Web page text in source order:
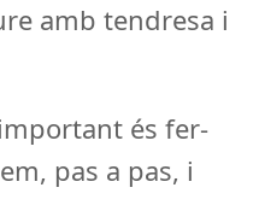
amb tendresa i
és fer-
pas a pas, i